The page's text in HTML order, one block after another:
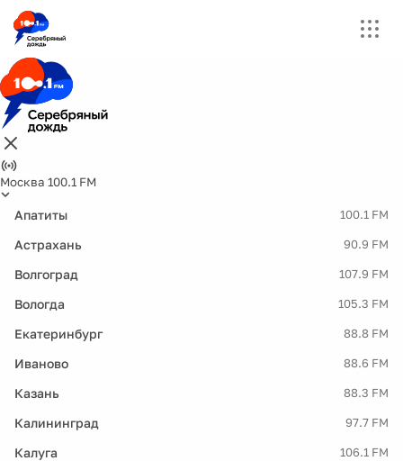
Москва 100.1 FM
Апатиты 100.1 FM
Астрахань 90.9 FM
Волгоград 107.9 FM
Вологда 105.3 FM
Екатеринбург 88.8 FM
Иваново 88.6 FM
Казань 88.3 FM
Калининград 97.7 FM
Калуга 106.1 FM